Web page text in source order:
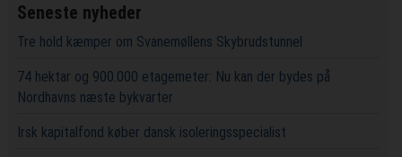
Seneste nyheder
Tre hold kæmper om Svanemøllens Skybrudstunnel
74 hektar og 900.000 etagemeter: Nu kan der bydes på
Nordhavns næste bykvarter
Irsk kapitalfond køber dansk isoleringsspecialist